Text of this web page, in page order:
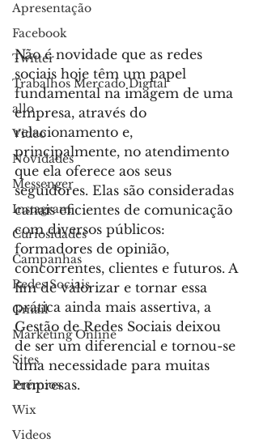
Apresentação
Facebook
Twitter
Trabalhos Mercado Digital
allo
Video
Novidades
Messenger
Instagram
Curiosidades
Campanhas
Redes Sociais
Gmail
Marketing Online
Sites
Prémios
Wix
Videos
Não é novidade que as redes
sociais hoje têm um papel
fundamental na imagem de uma
empresa, através do
relacionamento e,
principalmente, no atendimento
que ela oferece aos seus
seguidores. Elas são consideradas
canais eficientes de comunicação
com diversos públicos:
formadores de opinião,
concorrentes, clientes e futuros. A
fim de valorizar e tornar essa
prática ainda mais assertiva, a
Gestão de Redes Sociais deixou
de ser um diferencial e tornou-se
uma necessidade para muitas
empresas.